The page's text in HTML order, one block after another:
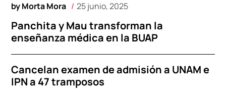
byMorta Mora 25 junio, 2025
Panchita y Mau transforman la
enseñanza médica en la BUAP
Cancelan examen de admisión a UNAM e
IPN a 47 tramposos